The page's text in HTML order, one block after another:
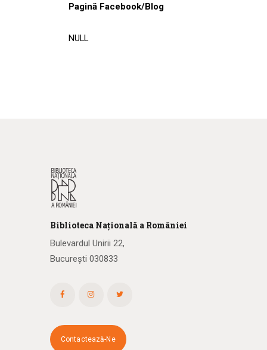
Pagină Facebook/Blog
NULL
Biblioteca Națională a României
Bulevardul Unirii 22,
București 030833
Contactează-Ne